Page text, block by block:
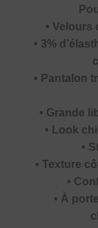
• Velours
• 3%
• Pantalon
• Grande
• Look
•
• Texture
•
• À